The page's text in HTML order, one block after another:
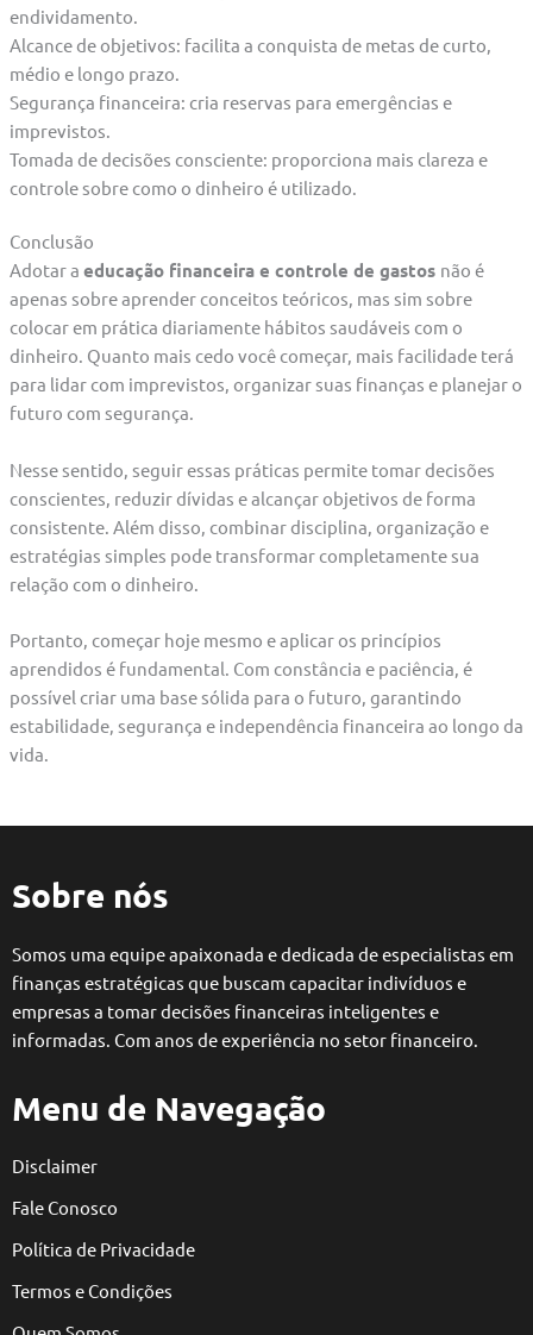
endividamento.
Alcance de objetivos: facilita a conquista de metas de curto,
médio e longo prazo.
Segurança financeira: cria reservas para emergências e
imprevistos.
Tomada de decisões consciente: proporciona mais clareza e
controle sobre como o dinheiro é utilizado.
Conclusão
Adotar a educação financeira e controle de gastos não é
apenas sobre aprender conceitos teóricos, mas sim sobre
colocar em prática diariamente hábitos saudáveis com o
dinheiro. Quanto mais cedo você começar, mais facilidade terá
para lidar com imprevistos, organizar suas finanças e planejar o
futuro com segurança.
Nesse sentido, seguir essas práticas permite tomar decisões
conscientes, reduzir dívidas e alcançar objetivos de forma
consistente. Além disso, combinar disciplina, organização e
estratégias simples pode transformar completamente sua
relação com o dinheiro.
Portanto, começar hoje mesmo e aplicar os princípios
aprendidos é fundamental. Com constância e paciência, é
possível criar uma base sólida para o futuro, garantindo
estabilidade, segurança e independência financeira ao longo da
vida.
Sobre nós
Somos uma equipe apaixonada e dedicada de especialistas em
finanças estratégicas que buscam capacitar indivíduos e
empresas a tomar decisões financeiras inteligentes e
informadas. Com anos de experiência no setor financeiro.
Menu de Navegação
Disclaimer
Fale Conosco
Política de Privacidade
Termos e Condições